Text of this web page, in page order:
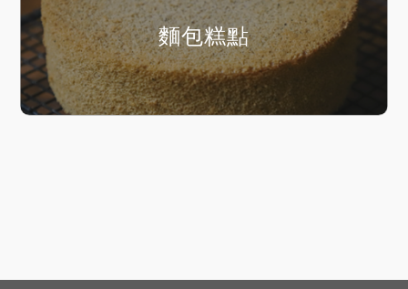
麵包糕點